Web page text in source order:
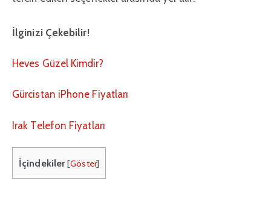
İlginizi Çekebilir!
Heves Güzel Kimdir?
Gürcistan iPhone Fiyatları
Irak Telefon Fiyatları
İçindekiler [Göster]